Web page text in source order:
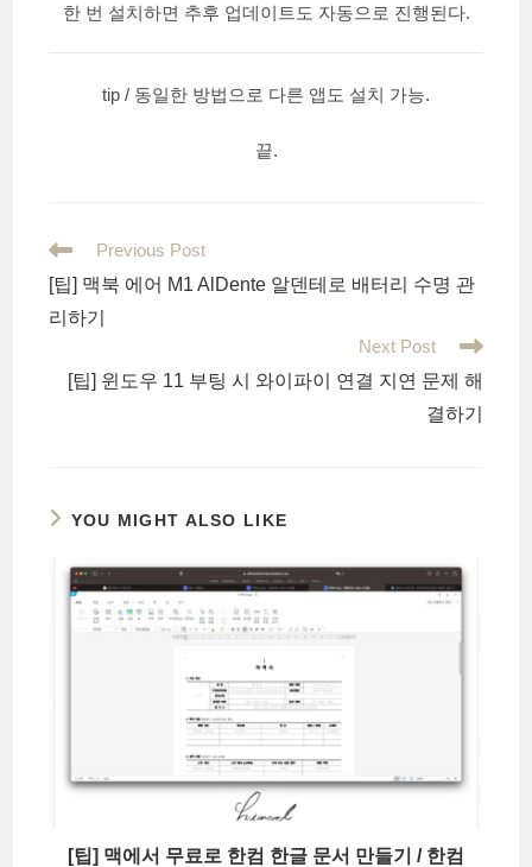
한 번 설치하면 추후 업데이트도 자동으로 진행된다.
tip / 동일한 방법으로 다른 앱도 설치 가능.
끝.
Read
articles
Previous Post
[팁] 맥북 에어 M1 AlDente 알덴테로 배터리 수명 관
리하기
Next Post
[팁] 윈도우 11 부팅 시 와이파이 연결 지연 문제 해
결하기
YOU MIGHT ALSO LIKE
[팁] 맥에서 무료로 한컴 한글 문서 만들기 / 한컴